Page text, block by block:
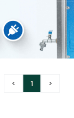
< 1 >